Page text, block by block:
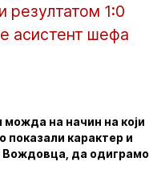
резултатом 1:0
асистент шефа
можда на начин на који
показали карактер и
Вождовца, да одиграмо